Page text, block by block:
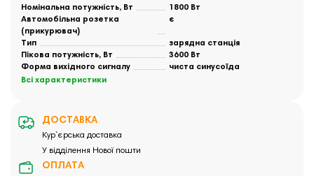
Номінальна потужність, Вт
1800 Вт
Автомобільна розетка
(прикурювач)
є
Тип
зарядна станція
Пікова потужність, Вт
3600 Вт
Форма вихідного сигналу
чиста синусоїда
Всі характеристики
ДОСТАВКА
Кур`єрська доставка
У відділення Нової пошти
ОПЛАТА